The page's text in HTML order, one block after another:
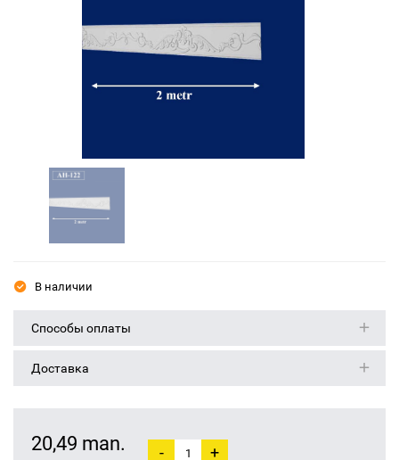
В наличии
Способы оплаты
Доставка
20,49 man. - +